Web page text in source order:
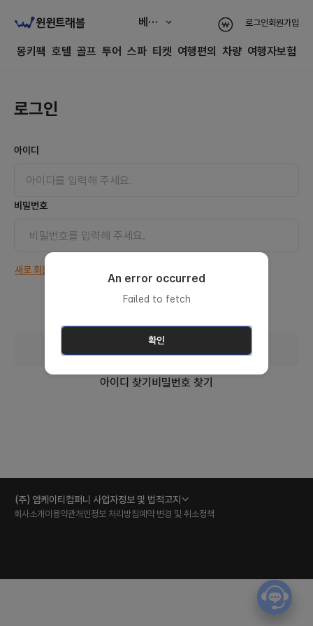
로그인회원가입
베트남
몽키팩 호텔 골프 투어 스파 티켓 여행편의 차량 여행자보험
로그인
아이디
비밀번호
새로 회원가입을 하고 싶어요.
아이디 로그인
아이디 찾기 비밀번호 찾기
회사소개 이용약관개인정보 처리방침예약 변경 및 취소정책
(주) 엠케이티컴퍼니 사업자정보 및 법적고지
An error occurred
Failed to fetch
확인